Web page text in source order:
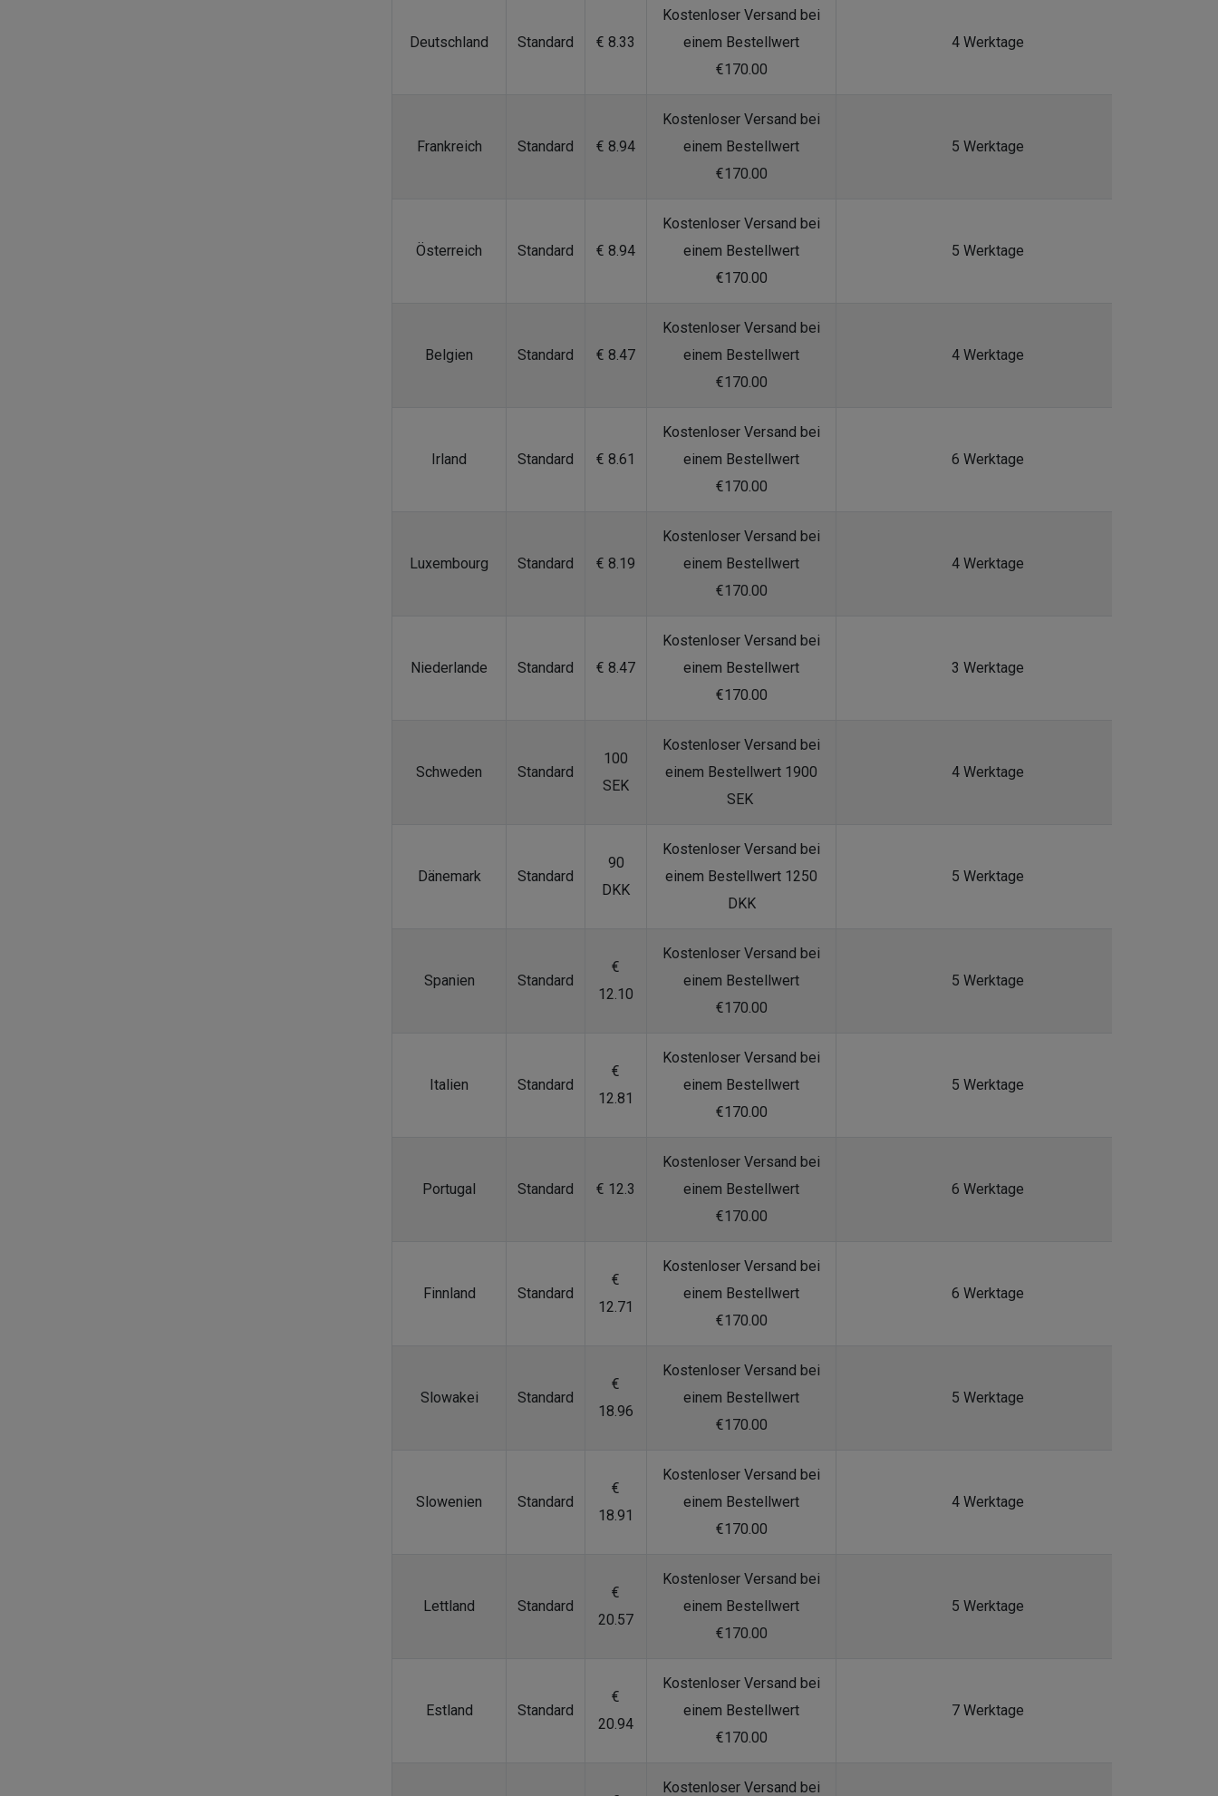
Deutschland Standard € 8.33
Kostenloser Versand bei
einem Bestellwert
€170.00
4 Werktage
Frankreich Standard € 8.94
Kostenloser Versand bei
einem Bestellwert
€170.00
5 Werktage
Österreich Standard € 8.94
Kostenloser Versand bei
einem Bestellwert
€170.00
5 Werktage
Belgien Standard € 8.47
Kostenloser Versand bei
einem Bestellwert
€170.00
4 Werktage
Irland Standard € 8.61
Kostenloser Versand bei
einem Bestellwert
€170.00
6 Werktage
Luxembourg Standard € 8.19
Kostenloser Versand bei
einem Bestellwert
€170.00
4 Werktage
Niederlande Standard € 8.47
Kostenloser Versand bei
einem Bestellwert
€170.00
3 Werktage
Schweden Standard
100
SEK
Kostenloser Versand bei
einem Bestellwert 1900
SEK
4 Werktage
Dänemark Standard
90
DKK
Kostenloser Versand bei
einem Bestellwert 1250
DKK
5 Werktage
Spanien Standard
€
12.10
Kostenloser Versand bei
einem Bestellwert
€170.00
5 Werktage
Italien Standard
€
12.81
Kostenloser Versand bei
einem Bestellwert
€170.00
5 Werktage
Portugal Standard € 12.3
Kostenloser Versand bei
einem Bestellwert
€170.00
6 Werktage
Finnland Standard
€
12.71
Kostenloser Versand bei
einem Bestellwert
€170.00
6 Werktage
Slowakei Standard
€
18.96
Kostenloser Versand bei
einem Bestellwert
€170.00
5 Werktage
Slowenien Standard
€
18.91
Kostenloser Versand bei
einem Bestellwert
€170.00
4 Werktage
Lettland Standard
€
20.57
Kostenloser Versand bei
einem Bestellwert
€170.00
5 Werktage
Estland Standard
€
20.94
Kostenloser Versand bei
einem Bestellwert
€170.00
7 Werktage
Kostenloser Versand bei